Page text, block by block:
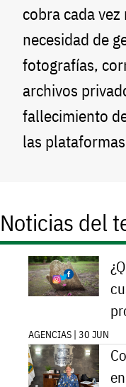
cobra cada
necesidad de
fotografías,
archivos
fallecimiento
las
Noticias del
AGENCIAS | 30 JUN